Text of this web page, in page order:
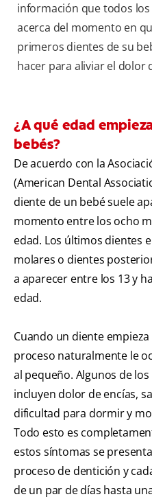
información que todos
acerca del momento en
primeros dientes de su
hacer para aliviar el dolor
¿A qué edad
bebés?
De acuerdo con la
(American Dental
diente de un bebé suele
momento entre los ocho
edad. Los últimos dientes
molares o dientes
a aparecer entre los 13 y
edad.
Cuando un diente
proceso naturalmente le
al pequeño. Algunos de
incluyen dolor de encías,
dificultad para dormir y
Todo esto es
estos síntomas se
proceso de dentición y
de un par de días hasta